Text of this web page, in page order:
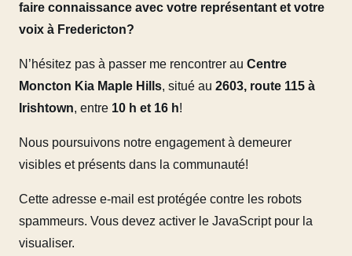
faire connaissance avec votre représentant et votre
voix à Fredericton?
N’hésitez pas à passer me rencontrer au Centre
Moncton Kia Maple Hills, situé au 2603, route 115 à
Irishtown, entre 10 h et 16 h!
Nous poursuivons notre engagement à demeurer
visibles et présents dans la communauté!
Cette adresse e-mail est protégée contre les robots
spammeurs. Vous devez activer le JavaScript pour la
visualiser.